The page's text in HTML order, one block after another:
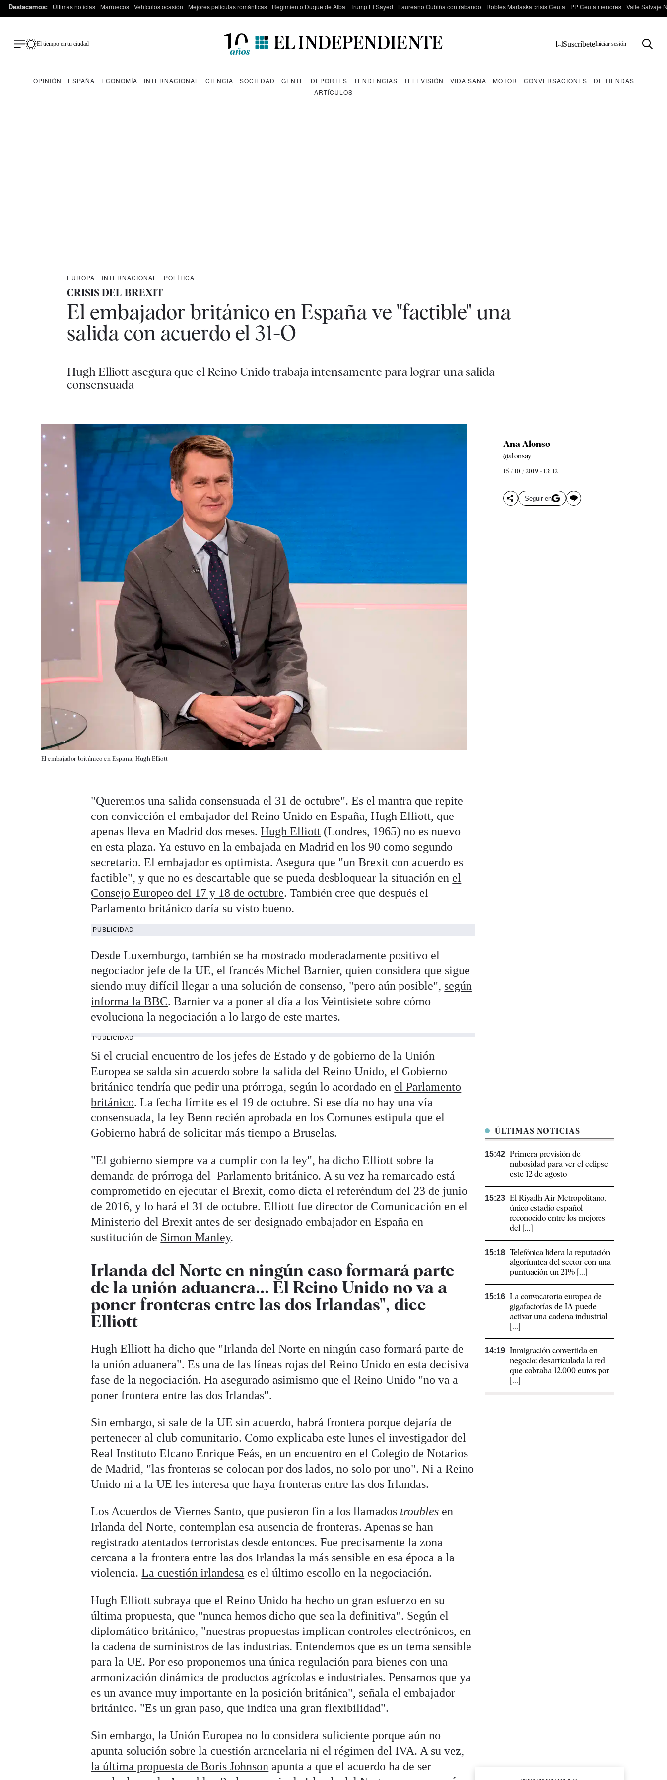
Destacamos: Últimas noticias Marruecos Vehículos ocasión Mejores películas románticas Regimiento Duque de Alba Trump El Sayed Laureano Oubiña contrabando Robles Marlaska crisis Ceuta PP Ceuta menores Valle Salvaje
El tiempo en tu ciudad SuscríbeteIniciar sesión
OPINIÓN ESPAÑA ECONOMÍA INTERNACIONAL CIENCIA SOCIEDAD GENTE DEPORTES TENDENCIAS TELEVISIÓN VIDA SANA MOTOR CONVERSACIONES
DE TIENDAS
ARTÍCULOS
EUROPA | INTERNACIONAL | POLÍTICA
CRISIS DEL BREXIT
El embajador británico en España ve "factible" una
salida con acuerdo el 31-O
Hugh Elliott asegura que el Reino Unido trabaja intensamente para lograr una salida
consensuada
El embajador británico en España, Hugh Elliott
Ana Alonso
@alonsay
15 / 10 / 2019 - 13: 12
Seguir en
"Queremos una salida consensuada el 31 de octubre". Es el mantra que repite
con convicción el embajador del Reino Unido en España, Hugh Elliott, que
apenas lleva en Madrid dos meses.Hugh Elliott (Londres, 1965) no es nuevo
en esta plaza. Ya estuvo en la embajada en Madrid en los 90 como segundo
secretario. El embajador es optimista. Asegura que "un Brexit con acuerdo es
factible", y que no es descartable que se pueda desbloquear la situación en el
Consejo Europeo del 17 y 18 de octubre. También cree que después el
Parlamento británico daría su visto bueno.
PUBLICIDAD
Desde Luxemburgo, también se ha mostrado moderadamente positivo el
negociador jefe de la UE, el francés Michel Barnier, quien considera que sigue
siendo muy difícil llegar a una solución de consenso, "pero aún posible", según
informa la BBC. Barnier va a poner al día a los Veintisiete sobre cómo
evoluciona la negociación a lo largo de este martes.
PUBLICIDAD
Si el crucial encuentro de los jefes de Estado y de gobierno de la Unión
Europea se salda sin acuerdo sobre la salida del Reino Unido, el Gobierno
británico tendría que pedir una prórroga, según lo acordado en el Parlamento
británico. La fecha límite es el 19 de octubre. Si ese día no hay una vía
consensuada, la ley Benn recién aprobada en los Comunes estipula que el
Gobierno habrá de solicitar más tiempo a Bruselas.
"El gobierno siempre va a cumplir con la ley", ha dicho Elliott sobre la
demanda de prórroga del Parlamento británico. A su vez ha remarcado está
comprometido en ejecutar el Brexit, como dicta el referéndum del 23 de junio
de 2016, y lo hará el 31 de octubre. Elliott fue director de Comunicación en el
Ministerio del Brexit antes de ser designado embajador en España en
sustitución de Simon Manley.
Irlanda del Norte en ningún caso formará parte
de la unión aduanera... El Reino Unido no va a
poner fronteras entre las dos Irlandas", dice
Elliott
Hugh Elliott ha dicho que "Irlanda del Norte en ningún caso formará parte de
la unión aduanera". Es una de las líneas rojas del Reino Unido en esta decisiva
fase de la negociación. Ha asegurado asimismo que el Reino Unido "no va a
poner frontera entre las dos Irlandas".
Sin embargo, si sale de la UE sin acuerdo, habrá frontera porque dejaría de
pertenecer al club comunitario. Como explicaba este lunes el investigador del
Real Instituto Elcano Enrique Feás, en un encuentro en el Colegio de Notarios
de Madrid, "las fronteras se colocan por dos lados, no solo por uno". Ni a Reino
Unido ni a la UE les interesa que haya fronteras entre las dos Irlandas.
Los Acuerdos de Viernes Santo, que pusieron fin a los llamados troubles en
Irlanda del Norte, contemplan esa ausencia de fronteras. Apenas se han
registrado atentados terroristas desde entonces. Fue precisamente la zona
cercana a la frontera entre las dos Irlandas la más sensible en esa época a la
violencia.La cuestión irlandesa es el último escollo en la negociación.
Hugh Elliott subraya que el Reino Unido ha hecho un gran esfuerzo en su
última propuesta, que "nunca hemos dicho que sea la definitiva". Según el
diplomático británico, "nuestras propuestas implican controles electrónicos, en
la cadena de suministros de las industrias. Entendemos que es un tema sensible
para la UE. Por eso proponemos una única regulación para bienes con una
armonización dinámica de productos agrícolas e industriales. Pensamos que ya
es un avance muy importante en la posición británica", señala el embajador
británico. "Es un gran paso, que indica una gran flexibilidad".
Sin embargo, la Unión Europea no lo considera suficiente porque aún no
apunta solución sobre la cuestión arancelaria ni el régimen del IVA. A su vez,
la última propuesta de Boris Johnson apunta a que el acuerdo ha de ser
ÚLTIMAS NOTICIAS
15:42 Primera previsión de
nubosidad para ver el eclipse
este 12 de agosto
15:23 El Riyadh Air Metropolitano,
único estadio español
reconocido entre los mejores
del [...]
15:18 Telefónica lidera la reputación
algorítmica del sector con una
puntuación un 21% [...]
15:16 La convocatoria europea de
gigafactorías de IA puede
activar una cadena industrial
[...]
14:19 Inmigración convertida en
negocio: desarticulada la red
que cobraba 12.000 euros por
[...]